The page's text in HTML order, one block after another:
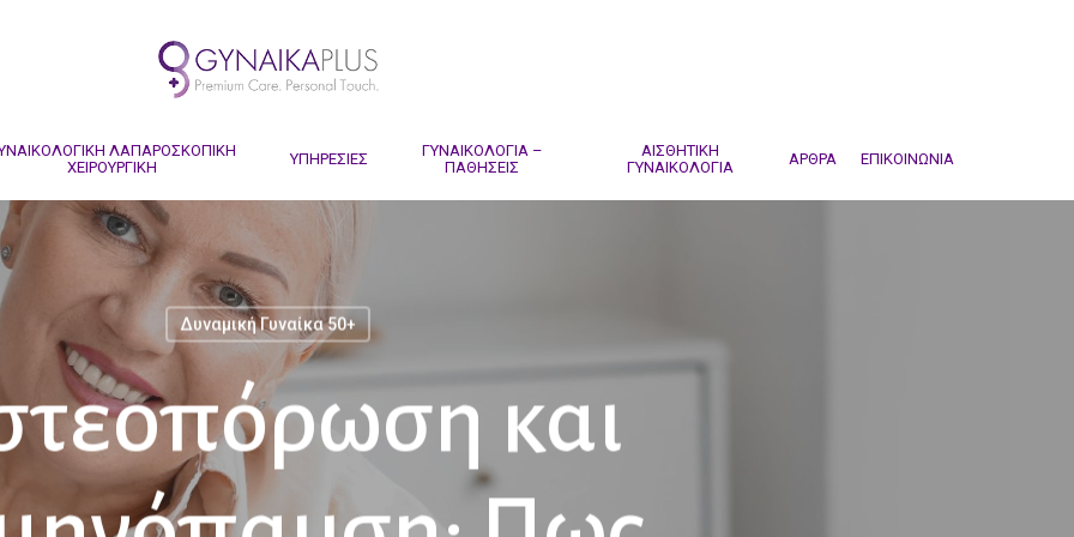
ΛΑΠΑΡΟΣΚΟΠΙΚΗ
ΧΕΙΡΟΥΡΓΙΚΗ
ΥΠΗΡΕΣΙΕΣ
ΓΥΝΑΙΚΟΛΟΓΙΑ –
ΠΑΘΗΣΕΙΣ
ΑΙΣΘΗΤΙΚΗ
ΓΥΝΑΙΚΟΛΟΓΙΑ
ΑΡΘΡΑ ΕΠΙΚΟΙΝΩΝΙΑ
Δυναμική Γυναίκα 50+
και